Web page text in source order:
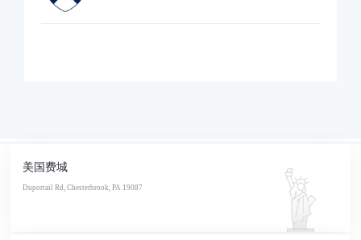
美国费城
Duportail Rd, Chesterbrook, PA 19087